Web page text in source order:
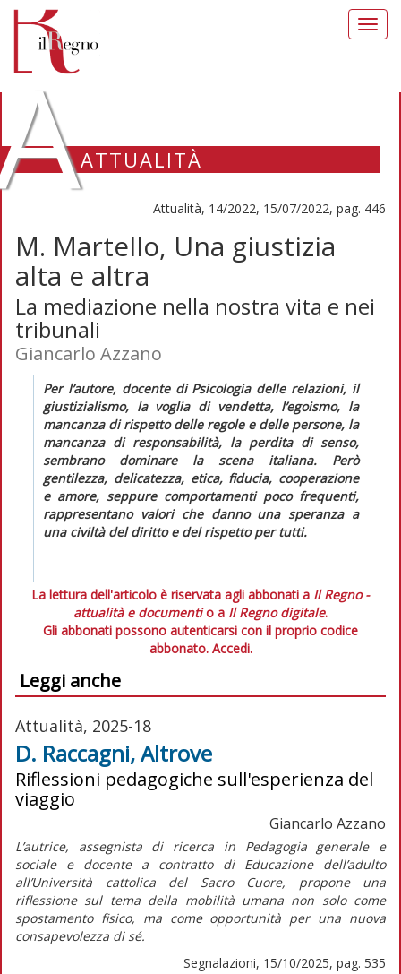
ATTUALITÀ
Attualità, 14/2022, 15/07/2022, pag. 446
M. Martello, Una giustizia
alta e altra
La mediazione nella nostra vita e nei
tribunali
Giancarlo Azzano
Per l’autore, docente di Psicologia delle relazioni, il
giustizialismo, la voglia di vendetta, l’egoismo, la
mancanza di rispetto delle regole e delle persone, la
mancanza di responsabilità, la perdita di senso,
sembrano dominare la scena italiana. Però
gentilezza, delicatezza, etica, fiducia, cooperazione
e amore, seppure comportamenti poco frequenti,
rappresentano valori che danno una speranza a
una civiltà del diritto e del rispetto per tutti.
La lettura dell'articolo è riservata agli abbonati a Il Regno -
attualità e documentio a Il Regno digitale.
Gli abbonati possono autenticarsi con il proprio codice
abbonato. Accedi.
Leggi anche
Attualità, 2025-18
D. Raccagni, Altrove
Riflessioni pedagogiche sull'esperienza del
viaggio
Giancarlo Azzano
L’autrice, assegnista di ricerca in Pedagogia generale e
sociale e docente a contratto di Educazione dell’adulto
all’Università cattolica del Sacro Cuore, propone una
riflessione sul tema della mobilità umana non solo come
spostamento fisico, ma come opportunità per una nuova
consapevolezza di sé.
Segnalazioni, 15/10/2025, pag. 535